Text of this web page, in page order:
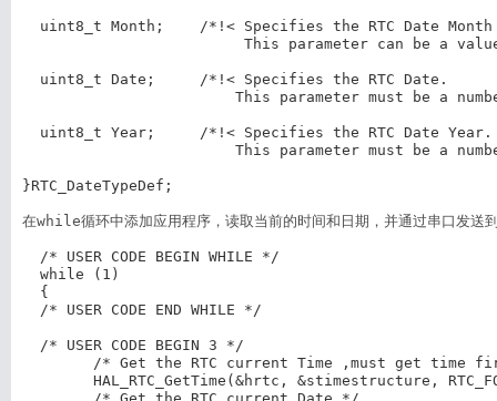
uint8_t Month;    /*!< Specifies the RTC Date
This parameter can be a
  uint8_t Date;     /*!< Specifies the RTC Date.
This parameter must be a
  uint8_t Year;     /*!< Specifies the RTC Date Year.
This parameter must be a
}RTC_DateTypeDef;
在while循环中添加应用程序，读取当前的时间和日期，并通过串口发送
  /* USER CODE BEGIN WHILE */
  while (1)
  {
  /* USER CODE END WHILE */
  /* USER CODE BEGIN 3 */
/* Get the RTC current Time ,must get time
HAL_RTC_GetTime(&hrtc, &stimestructure,